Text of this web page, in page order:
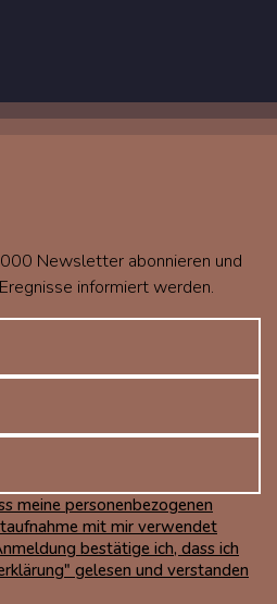
Newsletter abonnieren und
informiert werden.
meine personenbezogenen
mit mir verwendet
bestätige ich, dass ich
gelesen und verstanden